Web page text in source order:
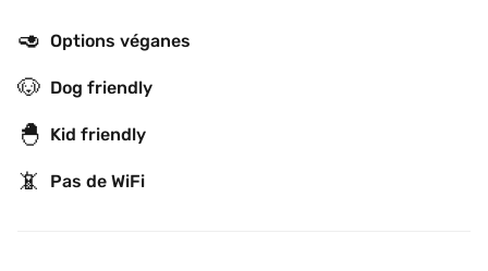
🥑 Options véganes
🐶 Dog friendly
🐣 Kid friendly
📵 Pas de WiFi